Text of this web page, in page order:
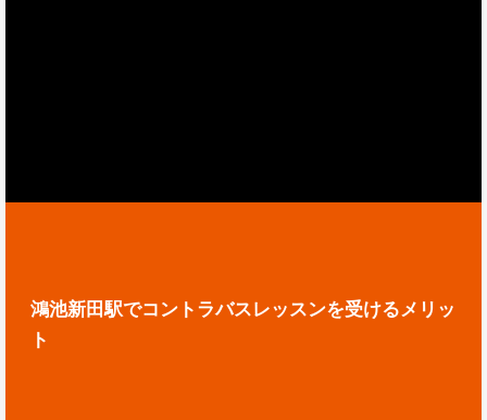
鴻池新田駅でコントラバスレッスンを受けるメリッ
ト